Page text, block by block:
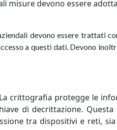
misure devono essere
devono essere trattati
a questi dati. Devono
crittografia protegge le
di decrittazione. Questa
tra dispositivi e reti,